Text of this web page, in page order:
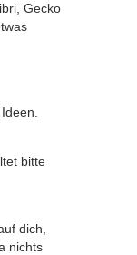
Gecko
bitte
dich,
nichts